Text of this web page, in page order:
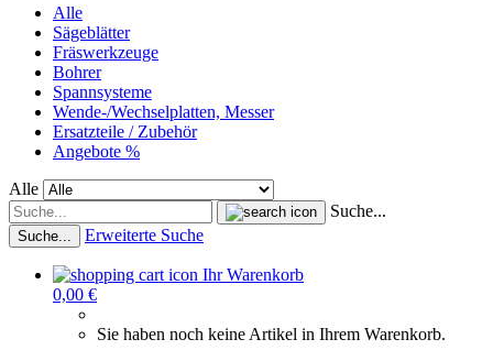
Alle
Sägeblätter
Fräswerkzeuge
Bohrer
Spannsysteme
Wende-/Wechselplatten, Messer
Ersatzteile / Zubehör
Angebote %
Alle
Suche...
Suche... Erweiterte Suche
Ihr Warenkorb
0,00 €
Sie haben noch keine Artikel in Ihrem Warenkorb.